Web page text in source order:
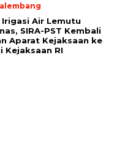
Irigasi Air Lemutu
SIRA-PST Kembali
Aparat Kejaksaan ke
Kejaksaan RI